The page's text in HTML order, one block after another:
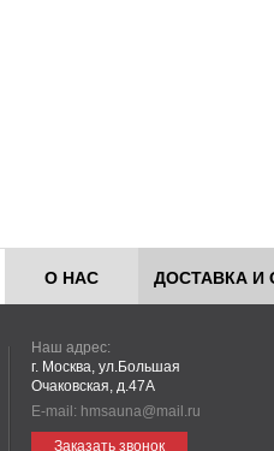
О НАС ДОСТАВКА И
Наш адрес:
г. Москва, ул.Большая
Очаковская, д.47А
E-mail: hmsauna@mail.ru
Заказать звонок